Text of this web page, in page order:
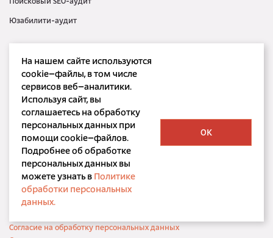
Поисковый SEO-аудит
Юзабилити-аудит
Медийная реклама
SMM
SERM
ООО «Корпорация РБС»
bdbd.ru, 2001 — 2026
Согласие на обработку персональных данных
На нашем сайте используются
cookie–файлы, в том числе
сервисов веб–аналитики.
Используя сайт, вы
соглашаетесь на обработку
персональных данных при
помощи cookie–файлов.
Подробнее об обработке
персональных данных вы
можете узнать в Политике
обработки персональных
данных.
OK